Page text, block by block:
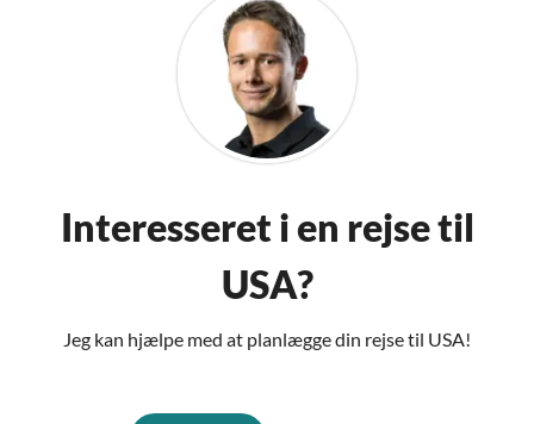
Interesseret i en rejse til
USA?
Jeg kan hjælpe med at planlægge din rejse til USA!